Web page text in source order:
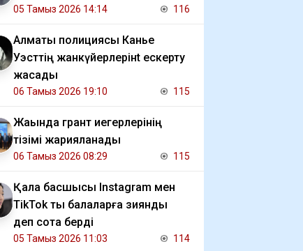
05 Тамыз 2026 14:14 116
Алматы полициясы Канье
Уэсттің жанкүйерлерінt ескерту
жасады
06 Тамыз 2026 19:10 115
Жақында грант иегерлерінің
тізімі жарияланады
06 Тамыз 2026 08:29 115
Қала басшысы Instagram мен
TikTok ты балаларға зиянды
деп сотқа берді
05 Тамыз 2026 11:03 114